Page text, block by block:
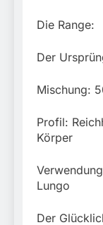
Die Range:
Der
Mischung:
Profil:
Körper
Lungo
Der